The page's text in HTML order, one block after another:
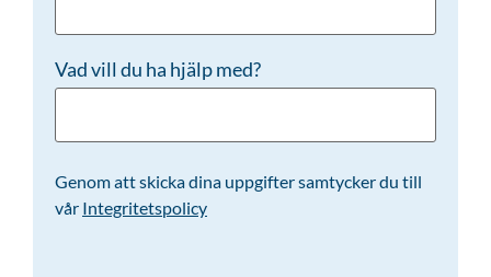
Vad vill du ha hjälp med?
Genom att skicka dina uppgifter samtycker du till
vår Integritetspolicy